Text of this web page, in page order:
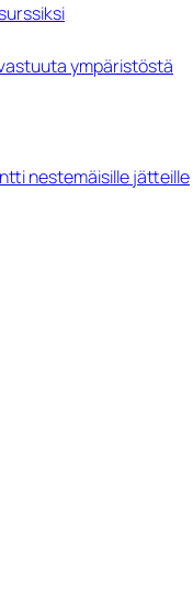
ympäristöstä
nestemäisille jätteille